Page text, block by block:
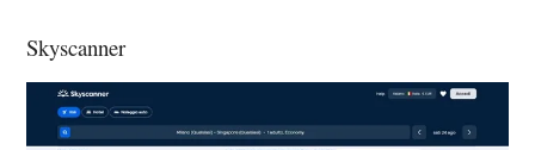
Skyscanner